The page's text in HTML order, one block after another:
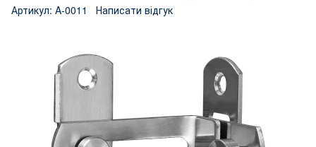
Артикул: A-0011 Написати відгук